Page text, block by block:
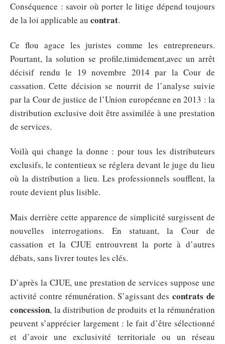
Conséquence : savoir où porter le litige dépend toujours
de la loi applicable au contrat.
Ce flou agace les juristes comme les entrepreneurs.
Pourtant, la solution se profile,timidement,avec un arrêt
décisif rendu le 19 novembre 2014 par la Cour de
cassation. Cette décision se nourrit de l’analyse suivie
par la Cour de justice de l’Union européenne en 2013 : la
distribution exclusive doit être assimilée à une prestation
de services.
Voilà qui change la donne : pour tous les distributeurs
exclusifs, le contentieux se réglera devant le juge du lieu
où la distribution a lieu. Les professionnels soufflent, la
route devient plus lisible.
Mais derrière cette apparence de simplicité surgissent de
nouvelles interrogations. En statuant, la Cour de
cassation et la CJUE entrouvrent la porte à d’autres
débats, sans livrer toutes les clés.
D’après la CJUE, une prestation de services suppose une
activité contre rémunération. S’agissant descontrats de
concession, la distribution de produits et la rémunération
peuvent s’apprécier largement : le fait d’être sélectionné
et d’avoir une exclusivité territoriale ou un réseau